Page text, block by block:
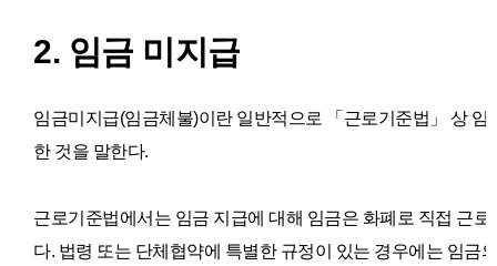
2. 임금 미지급
임금미지급(임금체불)이란 일반적으로 「근로기준법」 상 임
한 것을 말한다.
근로기준법에서는 임금 지급에 대해 임금은 화폐로 직접 근
다. 법령 또는 단체협약에 특별한 규정이 있는 경우에는 임금